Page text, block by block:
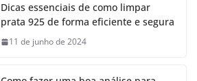
Dicas essenciais de como limpar
prata 925 de forma eficiente e segura
11 de junho de 2024